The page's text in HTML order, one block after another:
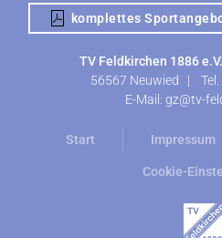
komplettes
TV Feldkirchen 1886
56567 Neuwied | Tel.
E-Mail: gz@tv-
Start Impressum
Cookie-